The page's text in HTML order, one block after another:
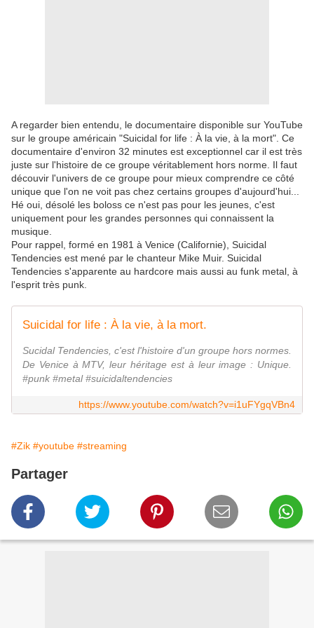
A regarder bien entendu, le documentaire disponible sur YouTube
sur le groupe américain "Suicidal for life : À la vie, à la mort". Ce
documentaire d'environ 32 minutes est exceptionnel car il est très
juste sur l'histoire de ce groupe véritablement hors norme. Il faut
découvir l'univers de ce groupe pour mieux comprendre ce côté
unique que l'on ne voit pas chez certains groupes d'aujourd'hui...
Hé oui, désolé les boloss ce n'est pas pour les jeunes, c'est
uniquement pour les grandes personnes qui connaissent la
musique.
Pour rappel, formé en 1981 à Venice (Californie), Suicidal
Tendencies est mené par le chanteur Mike Muir. Suicidal
Tendencies s'apparente au hardcore mais aussi au funk metal, à
l'esprit très punk.
Suicidal for life : À la vie, à la mort.
Sucidal Tendencies, c'est l'histoire d'un groupe hors normes.
De Venice à MTV, leur héritage est à leur image : Unique.
#punk #metal #suicidaltendencies
https://www.youtube.com/watch?v=i1uFYgqVBn4
#Zik #youtube #streaming
Partager